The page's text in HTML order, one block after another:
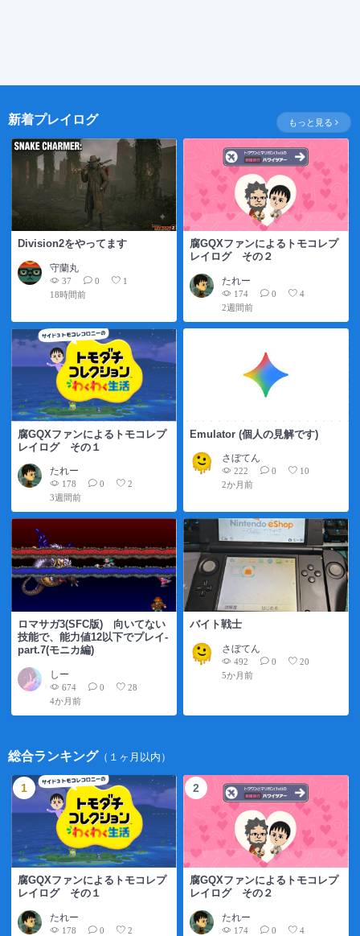
新着プレイログ
Division2をやってます
守蘭丸
37 0
1
18時間前
腐GQXファンによるトモコレプ
レイログ その２
たれー
174 0
4
2週間前
腐GQXファンによるトモコレプ
レイログ その１
たれー
178 0
2
3週間前
Emulator (個人の見解です)
さぼてん
222 0
10
2か月前
ロマサガ3(SFC版) 向いてない
技能で、能力値12以下でプレイ-
part.7(モニカ編)
しー
674 0
28
4か月前
バイト戦士
さぼてん
492 0
20
5か月前
もっと見る
総合ランキング （１ヶ月以内）
腐GQXファンによるトモコレプ
レイログ その１
たれー
178 0 2
腐GQXファンによるトモコレプ
レイログ その２
たれー
174 0 4